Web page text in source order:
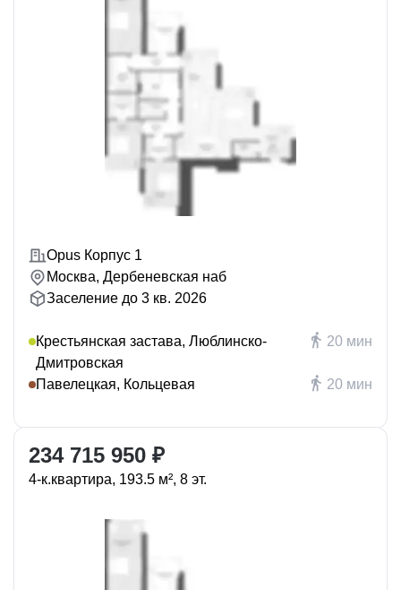
Opus Корпус 1
Москва, Дербеневская наб
Заселение до 3 кв. 2026
Крестьянская застава, Люблинско-
Дмитровская
20 мин
Павелецкая, Кольцевая 20 мин
234 715 950 ₽
4-к.квартира, 193.5 м², 8 эт.